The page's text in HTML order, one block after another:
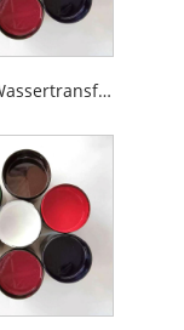
UVLED-Wassertransfer-Siebdruck-Kunststofftinte